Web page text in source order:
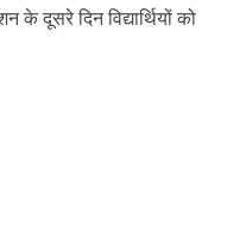
के दूसरे दिन विद्यार्थियों को